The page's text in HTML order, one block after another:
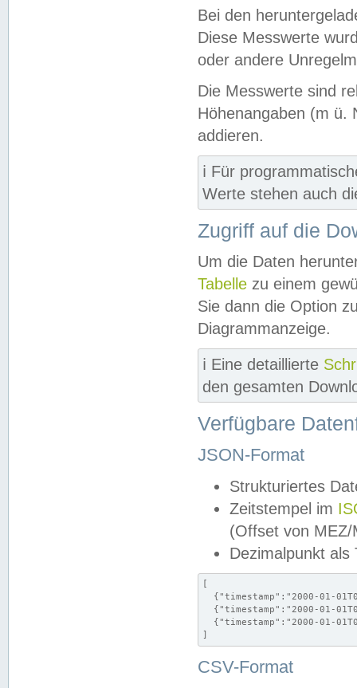
Bei den
Diese Messwerte
oder andere
Die Messwerte sind
Höhenangaben (m ü.
addieren.
ℹ️ Für
Werte stehen auch
Zugriff auf die
Um die Daten
Tabelle zu einem
Sie dann die Option
Diagrammanzeige.
ℹ️ Eine detaillierte
den gesamten
Verfügbare
JSON-Format
Strukturiertes
Zeitstempel im
(Offset von MEZ/
Dezimalpunkt als
[
{"timestamp":"2000-01-
{"timestamp":"2000-01-
{"timestamp":"2000-01-
]
CSV-Format